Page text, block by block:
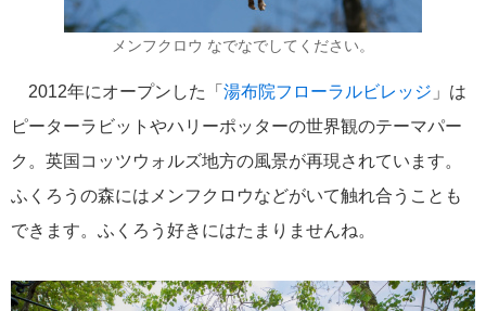
メンフクロウ なでなでしてください。
2012年にオープンした「 湯布院フローラルビレッジ 」は
ピーターラビットやハリーポッターの世界観のテーマパー
ク。英国コッツウォルズ地方の風景が再現されています。
ふくろうの森にはメンフクロウなどがいて触れ合うことも
できます。ふくろう好きにはたまりませんね。
ぱしふぃっくびいなすチャーター
プリンセス・クルーズ 110
クリスタル・クルーズ